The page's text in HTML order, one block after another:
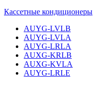
Кассетные кондиционеры
AUYG-LVLB
AUYG-LVLA
AUYG-LRLA
AUXG-KRLB
AUXG-KVLA
AUYG-LRLE